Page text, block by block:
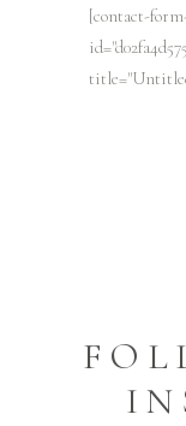
[contact-